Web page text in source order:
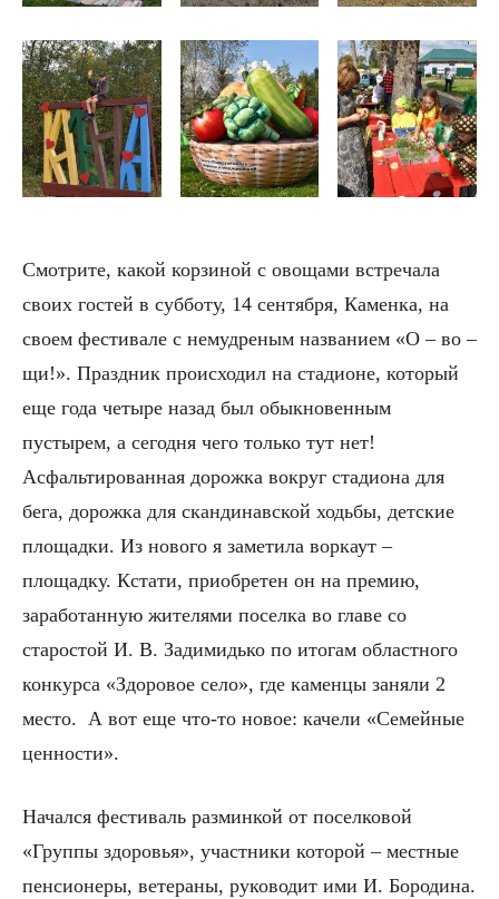
Смотрите, какой корзиной с овощами встречала
своих гостей в субботу, 14 сентября, Каменка, на
своем фестивале с немудреным названием «О – во –
щи!». Праздник происходил на стадионе, который
еще года четыре назад был обыкновенным
пустырем, а сегодня чего только тут нет!
Асфальтированная дорожка вокруг стадиона для
бега, дорожка для скандинавской ходьбы, детские
площадки. Из нового я заметила воркаут –
площадку. Кстати, приобретен он на премию,
заработанную жителями поселка во главе со
старостой И. В. Задимидько по итогам областного
конкурса «Здоровое село», где каменцы заняли 2
место. А вот еще что-то новое: качели «Семейные
ценности».
Начался фестиваль разминкой от поселковой
«Группы здоровья», участники которой – местные
пенсионеры, ветераны, руководит ими И. Бородина.